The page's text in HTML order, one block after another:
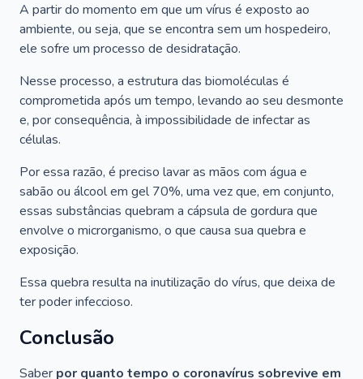
A partir do momento em que um vírus é exposto ao
ambiente, ou seja, que se encontra sem um hospedeiro,
ele sofre um processo de desidratação.
Nesse processo, a estrutura das biomoléculas é
comprometida após um tempo, levando ao seu desmonte
e, por consequência, à impossibilidade de infectar as
células.
Por essa razão, é preciso lavar as mãos com água e
sabão ou álcool em gel 70%, uma vez que, em conjunto,
essas substâncias quebram a cápsula de gordura que
envolve o microrganismo, o que causa sua quebra e
exposição.
Essa quebra resulta na inutilização do vírus, que deixa de
ter poder infeccioso.
Conclusão
Saber por quanto tempo o coronavírus sobrevive em